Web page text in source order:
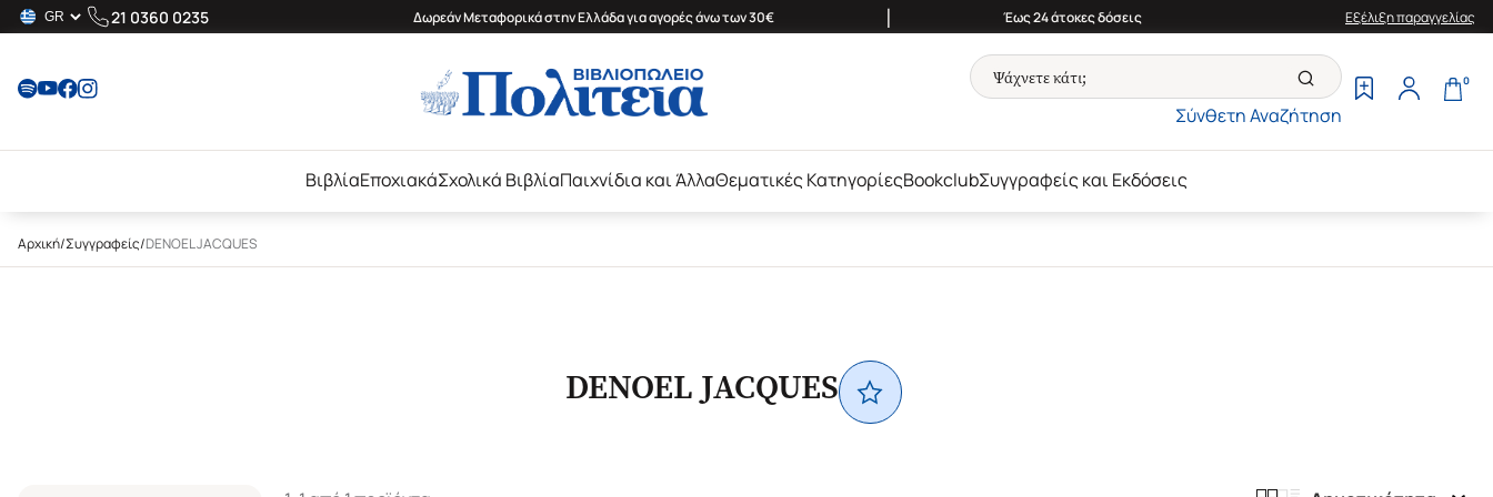
21 0360 0235 Δωρεάν Μεταφορικά στην Ελλάδα για αγορές άνω των 30€ | Έως 24 άτοκες δόσεις Εξέλιξη παραγγελίας
Σύνθετη Αναζήτηση
0
ΒιβλίαΕποχιακάΣχολικά ΒιβλίαΠαιχνίδια και ΆλλαΘεματικές ΚατηγορίεςBookclubΣυγγραφείς και Εκδόσεις
Αρχική/Συγγραφείς/DENOEL JACQUES
DENOEL JACQUES